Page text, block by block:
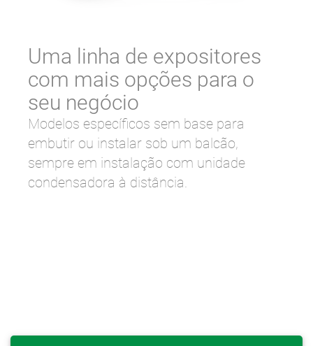
Uma linha de expositores
com mais opções para o
seu negócio
Modelos específicos sem base para
embutir ou instalar sob um balcão,
sempre em instalação com unidade
condensadora à distância.